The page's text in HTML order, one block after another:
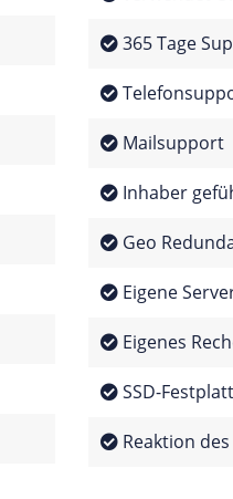
365 Tage
Mailsupport
Inhaber
Geo
Eigene
Eigenes
SSD-
Reaktion